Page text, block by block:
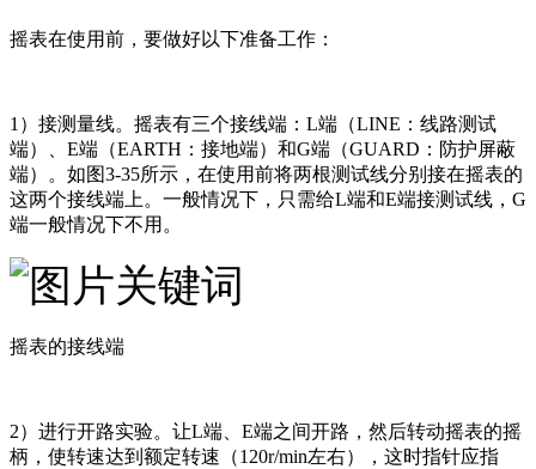
摇表在使用前，要做好以下准备工作：
1）接测量线。摇表有三个接线端：L端（LINE：线路测试
端）、E端（EARTH：接地端）和G端（GUARD：防护屏蔽
端）。如图3-35所示，在使用前将两根测试线分别接在摇表的
这两个接线端上。一般情况下，只需给L端和E端接测试线，G
端一般情况下不用。
摇表的接线端
2）进行开路实验。让L端、E端之间开路，然后转动摇表的摇
柄，使转速达到额定转速（120r/min左右），这时指针应指